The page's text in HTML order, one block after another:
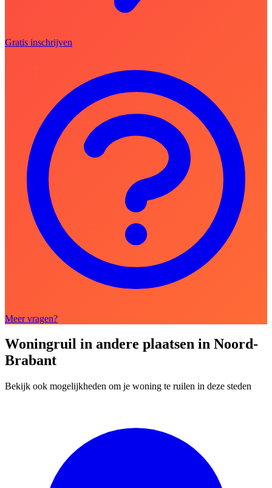
Gratis inschrijven
Meer vragen?
Woningruil in andere plaatsen in Noord-
Brabant
Bekijk ook mogelijkheden om je woning te ruilen in deze steden